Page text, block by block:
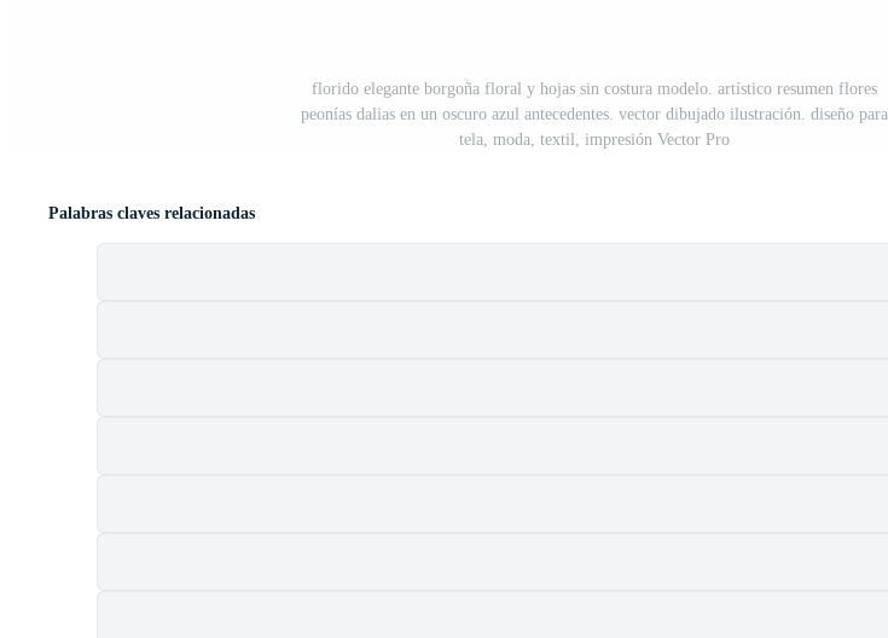
florido elegante borgoña floral y hojas sin costura modelo. artístico resumen flores
peonías dalias en un oscuro azul antecedentes. vector dibujado ilustración. diseño para
tela, moda, textil, impresión Vector Pro
Palabras claves relacionadas